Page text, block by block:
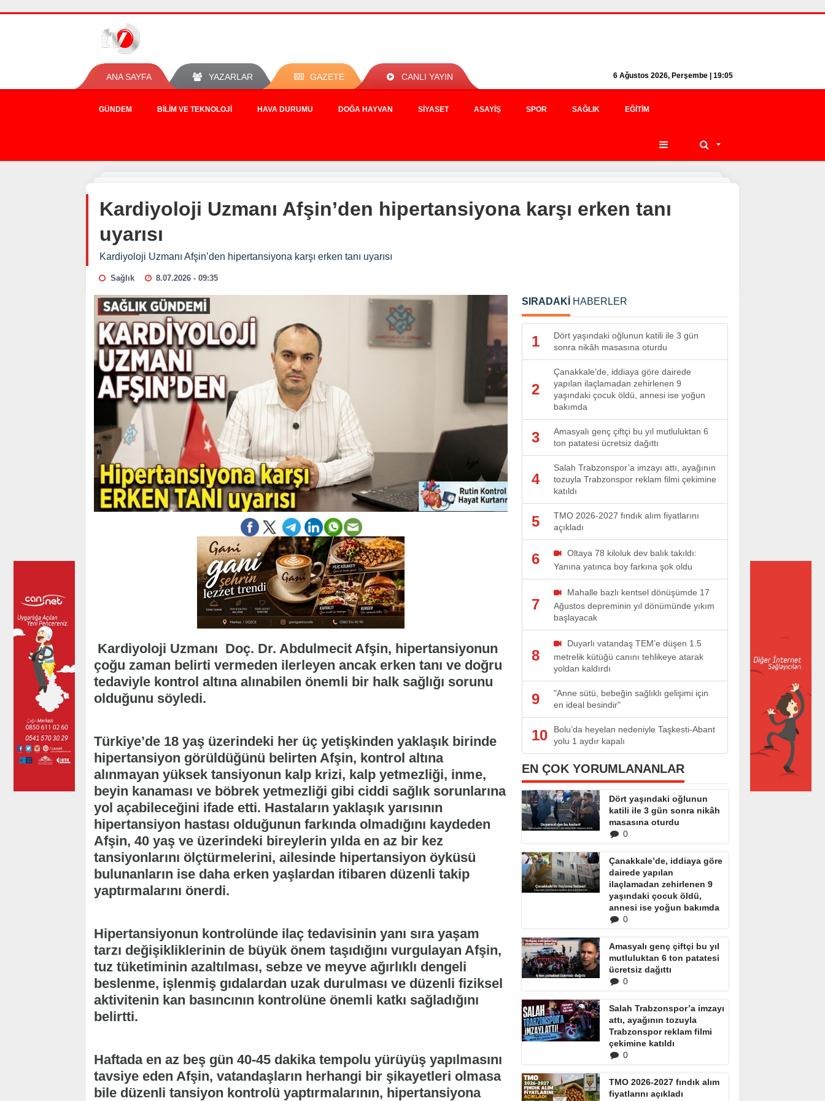
ANA SAYFA YAZARLAR GAZETE CANLI YAYIN 6 Ağustos 2026, Perşembe | 19:05
GÜNDEM BILIM VE TEKNOLOJI HAVA DURUMU DOĞA HAYVAN SIYASET ASAYIŞ SPOR SAĞLIK EĞITIM
Kardiyoloji Uzmanı Afşin’den hipertansiyona karşı erken tanı
uyarısı
Kardiyoloji Uzmanı Afşin’den hipertansiyona karşı erken tanı uyarısı
Sağlık 8.07.2026 - 09:35
Kardiyoloji Uzmanı Doç. Dr. Abdulmecit Afşin, hipertansiyonun
çoğu zaman belirti vermeden ilerleyen ancak erken tanı ve doğru
tedaviyle kontrol altına alınabilen önemli bir halk sağlığı sorunu
olduğunu söyledi.
Türkiye’de 18 yaş üzerindeki her üç yetişkinden yaklaşık birinde
hipertansiyon görüldüğünü belirten Afşin, kontrol altına
alınmayan yüksek tansiyonun kalp krizi, kalp yetmezliği, inme,
beyin kanaması ve böbrek yetmezliği gibi ciddi sağlık sorunlarına
yol açabileceğini ifade etti. Hastaların yaklaşık yarısının
hipertansiyon hastası olduğunun farkında olmadığını kaydeden
Afşin, 40 yaş ve üzerindeki bireylerin yılda en az bir kez
tansiyonlarını ölçtürmelerini, ailesinde hipertansiyon öyküsü
bulunanların ise daha erken yaşlardan itibaren düzenli takip
yaptırmalarını önerdi.
Hipertansiyonun kontrolünde ilaç tedavisinin yanı sıra yaşam
tarzı değişikliklerinin de büyük önem taşıdığını vurgulayan Afşin,
tuz tüketiminin azaltılması, sebze ve meyve ağırlıklı dengeli
beslenme, işlenmiş gıdalardan uzak durulması ve düzenli fiziksel
aktivitenin kan basıncının kontrolüne önemli katkı sağladığını
belirtti.
Haftada en az beş gün 40-45 dakika tempolu yürüyüş yapılmasını
tavsiye eden Afşin, vatandaşların herhangi bir şikayetleri olmasa
bile düzenli tansiyon kontrolü yaptırmalarının, hipertansiyona
SIRADAKİ HABERLER
1
Dört yaşındaki oğlunun katili ile 3 gün
sonra nikâh masasına oturdu
2
Çanakkale’de, iddiaya göre dairede
yapılan ilaçlamadan zehirlenen 9
yaşındaki çocuk öldü, annesi ise yoğun
bakımda
3
Amasyalı genç çiftçi bu yıl mutluluktan 6
ton patatesi ücretsiz dağıttı
4
Salah Trabzonspor’a imzayı attı, ayağının
tozuyla Trabzonspor reklam filmi çekimine
katıldı
5
TMO 2026-2027 fındık alım fiyatlarını
açıkladı
6
Oltaya 78 kiloluk dev balık takıldı:
Yanına yatınca boy farkına şok oldu
7
Mahalle bazlı kentsel dönüşümde 17
Ağustos depreminin yıl dönümünde yıkım
başlayacak
8
Duyarlı vatandaş TEM’e düşen 1.5
metrelik kütüğü canını tehlikeye atarak
yoldan kaldırdı
9
"Anne sütü, bebeğin sağlıklı gelişimi için
en ideal besindir"
10
Bolu’da heyelan nedeniyle Taşkesti-Abant
yolu 1 aydır kapalı
EN ÇOK YORUMLANANLAR
Dört yaşındaki oğlunun
katili ile 3 gün sonra nikâh
masasına oturdu
0
Çanakkale’de, iddiaya göre
dairede yapılan
ilaçlamadan zehirlenen 9
yaşındaki çocuk öldü,
annesi ise yoğun bakımda
0
Amasyalı genç çiftçi bu yıl
mutluluktan 6 ton patatesi
ücretsiz dağıttı
0
Salah Trabzonspor’a imzayı
attı, ayağının tozuyla
Trabzonspor reklam filmi
çekimine katıldı
0
TMO 2026-2027 fındık alım
fiyatlarını açıkladı